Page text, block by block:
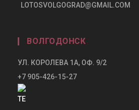
LOTOSVOLGOGRAD@GMAIL.COM
ВОЛГОДОНСК
УЛ. КОРОЛЕВА 1А, ОФ. 9/2
+7 905-426-15-27 +7